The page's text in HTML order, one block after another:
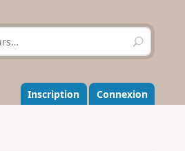
R
e
h
e
r
Inscription Connexion